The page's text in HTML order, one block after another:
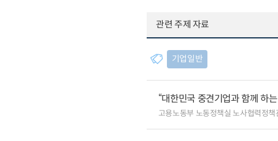
관련 주제 자료
기업일반
“대한민국 중견기업과 함께 하
고용노동부 노동정책실 노사협력정